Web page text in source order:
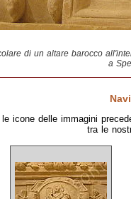
di un altare barocco
a
le icone delle immagini
tra le